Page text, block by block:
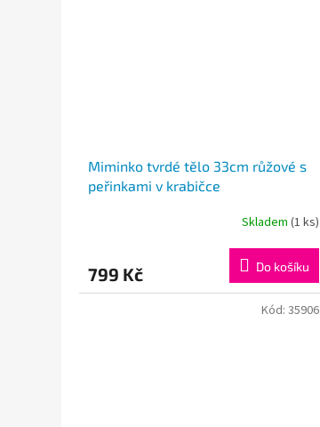
Miminko tvrdé tělo 33cm růžové s
peřinkami v krabičce
Skladem (1 ks)
799 Kč Do košíku
Kód: 35906